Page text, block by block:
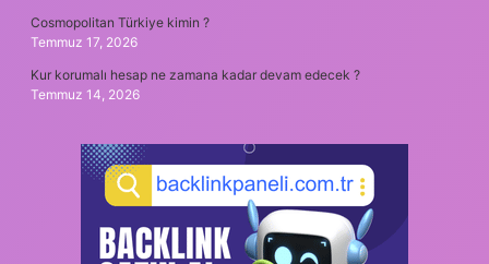
Cosmopolitan Türkiye kimin ?
Temmuz 17, 2026
Kur korumalı hesap ne zamana kadar devam edecek ?
Temmuz 14, 2026